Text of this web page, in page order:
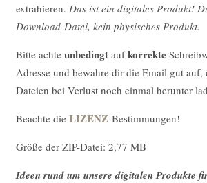
extrahieren. Das ist ein digitales Produkt!
Download-Datei, kein physisches Produkt.
Bitte achte unbedingtaufkorrekte
Adresse und bewahre dir die Email gut auf,
Dateien bei Verlust noch einmal herunter
Beachte die LIZENZ-Bestimmungen!
Größe der ZIP-Datei: 2,77 MB
Ideen rund um unsere digitalen Produkte